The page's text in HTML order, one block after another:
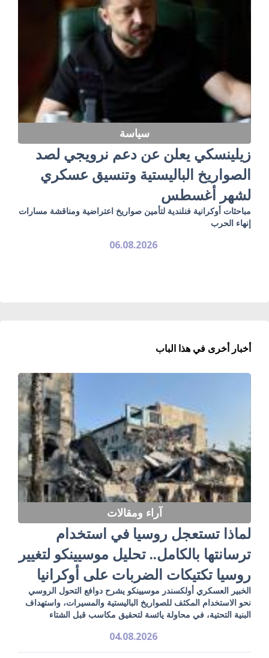
سياسة
زيلينسكي يعلن عن دعم نرويجي لصد
الصواريخ الباليستية وتنسيق عسكري
لشهر أغسطس
مباحثات أوكرانية فنلندية لتأمين صواريخ اعتراضية ومناقشة مسارات
إنهاء الحرب
06.08.2026
أخبار أخرى في هذا الباب
آراء ومقالات
لماذا تستعجل روسيا في استخدام
ترسانتها بالكامل.. تحليل موسيينكو لتغيير
روسيا تكتيكات الضربات على أوكرانيا
الخبير العسكري أولكسندر موسيينكو يشرح دوافع التحول الروسي
نحو الاستخدام المكثف للصواريخ الباليستية والمسيرات، واستهداف
البنية التحتية، في محاولة يائسة لتحقيق مكاسب قبل الشتاء
04.08.2026